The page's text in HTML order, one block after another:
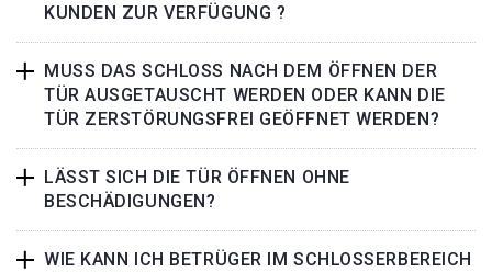
KUNDEN ZUR VERFÜGUNG ?
MUSS DAS SCHLOSS NACH DEM ÖFFNEN DER
TÜR AUSGETAUSCHT WERDEN ODER KANN DIE
TÜR ZERSTÖRUNGSFREI GEÖFFNET WERDEN?
LÄSST SICH DIE TÜR ÖFFNEN OHNE
BESCHÄDIGUNGEN?
WIE KANN ICH BETRÜGER IM SCHLOSSERBEREICH